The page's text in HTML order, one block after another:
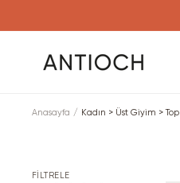
Anasayfa Kadın > Üst Giyim > Top
FİLTRELE